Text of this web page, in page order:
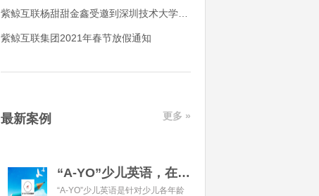
紫鲸互联集团2021年春节放假通知
最新案例 更多 »
“A-YO”少儿英语，在线语言学习平台开发经典案例
“A-YO”少儿英语是针对少儿各年龄